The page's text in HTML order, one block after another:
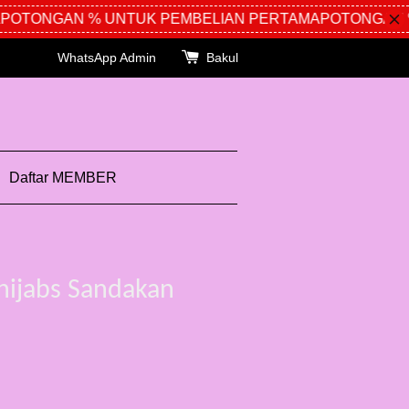
% UNTUK PEMBELIAN PERTAMAPOTONGAN
WhatsApp Admin Bakul
Daftar MEMBER
Sandakan